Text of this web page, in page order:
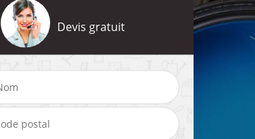
Devis gratuit